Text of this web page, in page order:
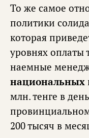
То же самое
политики
которая
уровнях оплаты
наемные
национальных
млн. тенге в
200 тысяч в